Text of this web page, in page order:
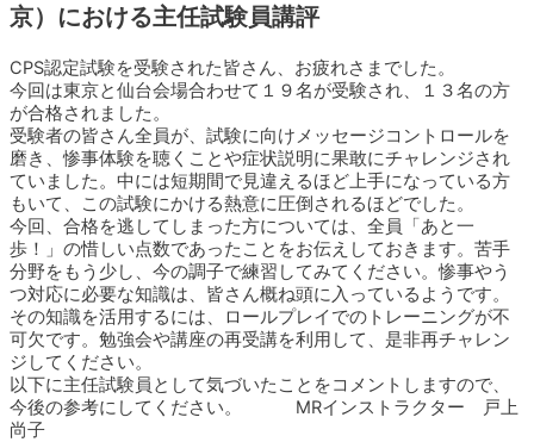
京）における主任試験員講評
CPS認定試験を受験された皆さん、お疲れさまでした。
今回は東京と仙台会場合わせて１９名が受験され、１３名の方
が合格されました。
受験者の皆さん全員が、試験に向けメッセージコントロールを
磨き、惨事体験を聴くことや症状説明に果敢にチャレンジされ
ていました。中には短期間で見違えるほど上手になっている方
もいて、この試験にかける熱意に圧倒されるほどでした。
今回、合格を逃してしまった方については、全員「あと一
歩！」の惜しい点数であったことをお伝えしておきます。苦手
分野をもう少し、今の調子で練習してみてください。惨事やう
つ対応に必要な知識は、皆さん概ね頭に入っているようです。
その知識を活用するには、ロールプレイでのトレーニングが不
可欠です。勉強会や講座の再受講を利用して、是非再チャレン
ジしてください。
以下に主任試験員として気づいたことをコメントしますので、
今後の参考にしてください。 MRインストラクター 戸上
尚子